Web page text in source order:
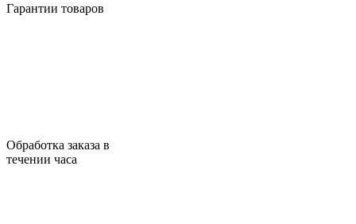
Гарантии товаров
Обработка заказа в
течении часа